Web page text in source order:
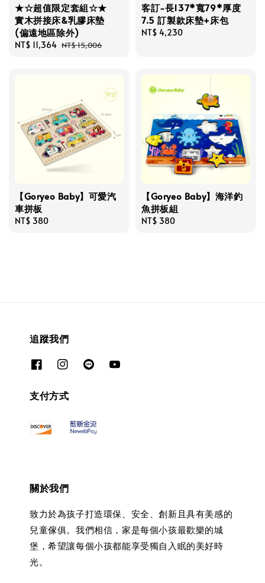
★☆超值限定套組☆★
實木拼接床&乳膠床墊
(偏遠地區除外)
Sale
NT$ 11,364 Regular
NT$ 15,006
客訂-長137*寬79*厚度
7.5 訂製款床墊+床包
Regular
NT$ 4,230
【Goryeo Baby】可愛汽
車拼板
Regular
NT$ 380
【Goryeo Baby】海洋釣
魚拼板組
Regular
NT$ 380
追蹤我們
支付方式
關於我們
致力於為孩子打造環保、安全、創新且具有美感的
兒童傢俱。我們相信，家是每個小孩最歡樂的城
堡，希望讓每個小孩都能享受獨自入眠的美好時
光。